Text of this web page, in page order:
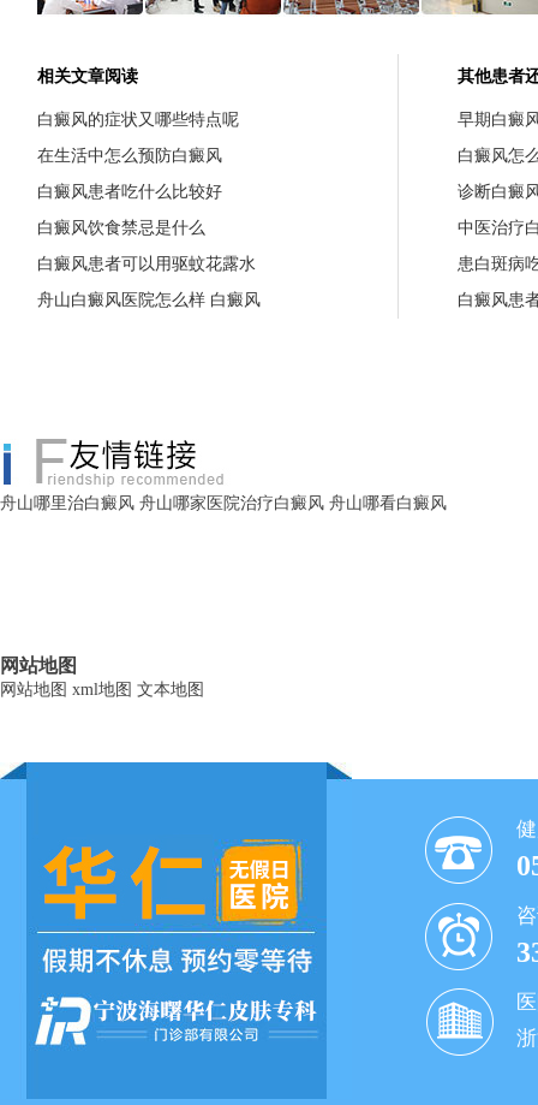
相关文章阅读
白癜风的症状又哪些特点呢
在生活中怎么预防白癜风
白癜风患者吃什么比较好
白癜风饮食禁忌是什么
白癜风患者可以用驱蚊花露水
舟山白癜风医院怎么样 白癜风
其他患者
早期白癜
白癜风怎
诊断白癜
中医治疗
患白斑病
白癜风患
舟山哪里治白癜风 舟山哪家医院治疗白癜风 舟山哪看白癜风
网站地图
网站地图 xml地图 文本地图